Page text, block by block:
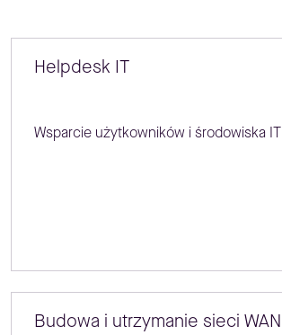
Helpdesk IT
Wsparcie użytkowników i środowiska IT
Budowa i utrzymanie sieci WAN